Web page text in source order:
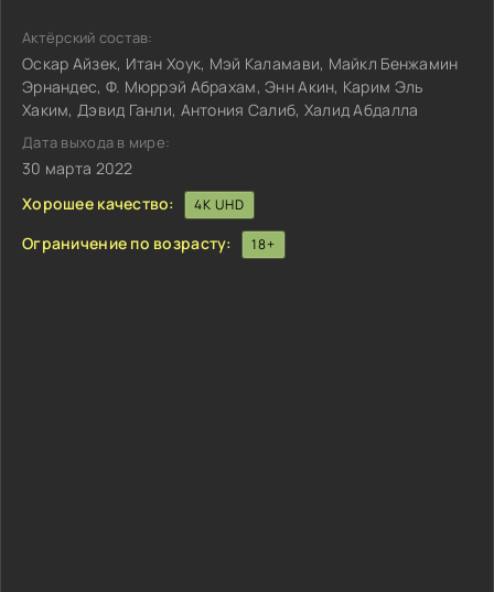
Актёрский состав:
Оскар Айзек, Итан Хоук, Мэй Каламави, Майкл Бенжамин
Эрнандес, Ф. Мюррэй Абрахам, Энн Акин, Карим Эль
Хаким, Дэвид Ганли, Антония Салиб, Халид Абдалла
Дата выхода в мире:
30 марта 2022
Хорошее качество:
4K UHD
Ограничение по возрасту: 18+